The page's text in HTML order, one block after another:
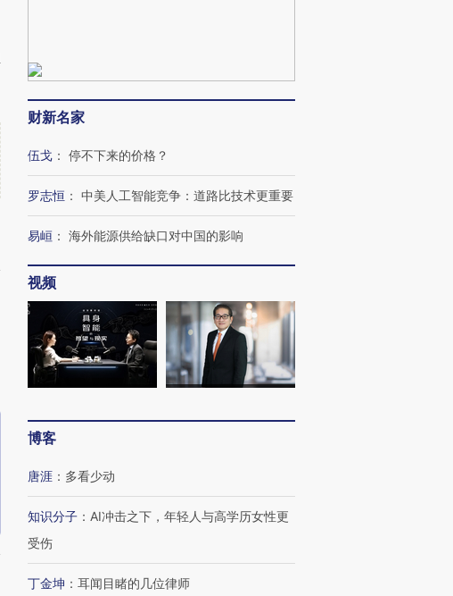
财新名家
伍戈 ： 停不下来的价格？
罗志恒 ： 中美人工智能竞争：道路比技术更重要
易峘 ： 海外能源供给缺口对中国的影响
视频
博客
唐涯 ： 多看少动
知识分子 ： AI冲击之下，年轻人与高学历女性更
受伤
丁金坤 ： 耳闻目睹的几位律师